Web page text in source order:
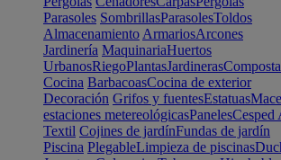
Parasoles SombrillasParasolesToldos
Almacenamiento ArmariosArcones
Jardinería MaquinariaHuertos
UrbanosRiegoPlantasJardineras
Cocina BarbacoasCocina de exterior
Decoración Grifos y fuentesEstatuas
estaciones metereológicasPanelesCesped
Textil Cojines de jardínFundas de jardín
Piscina PlegableLimpieza de piscinas